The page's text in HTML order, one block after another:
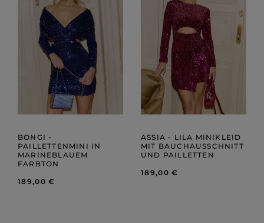
BONGI -
PAILLETTENMINI IN
MARINEBLAUEM
FARBTON
189,00 €
ASSIA - LILA MINIKLEID
MIT BAUCHAUSSCHNITT
UND PAILLETTEN
189,00 €